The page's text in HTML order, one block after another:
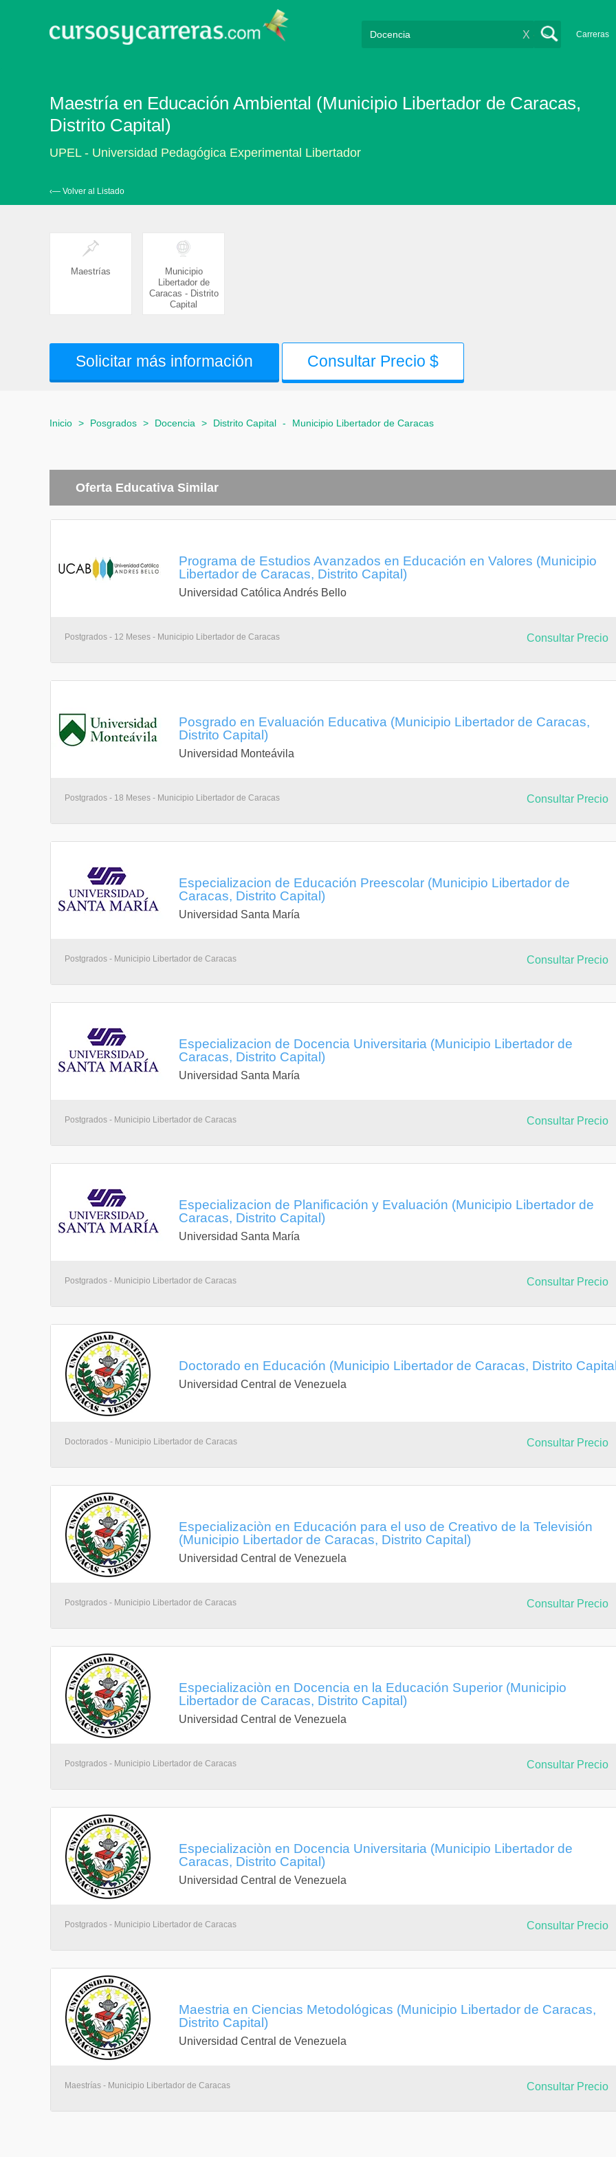
Carreras
X
Maestría en Educación Ambiental (Municipio Libertador de Caracas,
Distrito Capital)
UPEL - Universidad Pedagógica Experimental Libertador
‹— Volver al Listado
Maestrías
Municipio
Libertador de
Caracas - Distrito
Capital
Solicitar más información Consultar Precio $
Inicio > Posgrados > Docencia > Distrito Capital - Municipio Libertador de Caracas
Oferta Educativa Similar
Programa de Estudios Avanzados en Educación en Valores (Municipio
Libertador de Caracas, Distrito Capital)
Universidad Católica Andrés Bello
Postgrados - 12 Meses - Municipio Libertador de Caracas Consultar Precio
Posgrado en Evaluación Educativa (Municipio Libertador de Caracas,
Distrito Capital)
Universidad Monteávila
Postgrados - 18 Meses - Municipio Libertador de Caracas Consultar Precio
Especializacion de Educación Preescolar (Municipio Libertador de
Caracas, Distrito Capital)
Universidad Santa María
Postgrados - Municipio Libertador de Caracas Consultar Precio
Especializacion de Docencia Universitaria (Municipio Libertador de
Caracas, Distrito Capital)
Universidad Santa María
Postgrados - Municipio Libertador de Caracas Consultar Precio
Especializacion de Planificación y Evaluación (Municipio Libertador de
Caracas, Distrito Capital)
Universidad Santa María
Postgrados - Municipio Libertador de Caracas Consultar Precio
Doctorado en Educación (Municipio Libertador de Caracas, Distrito
Universidad Central de Venezuela
Doctorados - Municipio Libertador de Caracas Consultar Precio
Especializaciòn en Educación para el uso de Creativo de la Televisión
(Municipio Libertador de Caracas, Distrito Capital)
Universidad Central de Venezuela
Postgrados - Municipio Libertador de Caracas Consultar Precio
Especializaciòn en Docencia en la Educación Superior (Municipio
Libertador de Caracas, Distrito Capital)
Universidad Central de Venezuela
Postgrados - Municipio Libertador de Caracas Consultar Precio
Especializaciòn en Docencia Universitaria (Municipio Libertador de
Caracas, Distrito Capital)
Universidad Central de Venezuela
Postgrados - Municipio Libertador de Caracas Consultar Precio
Maestria en Ciencias Metodológicas (Municipio Libertador de Caracas,
Distrito Capital)
Universidad Central de Venezuela
Maestrías - Municipio Libertador de Caracas Consultar Precio